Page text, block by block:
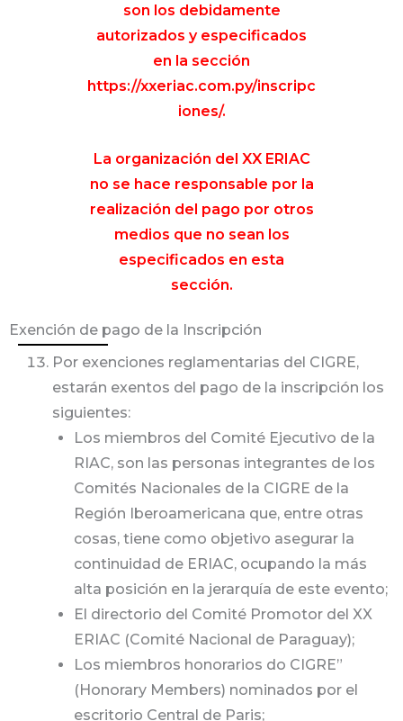
son los debidamente
autorizados y especificados
en la sección
https://xxeriac.com.py/inscripc
iones/.
La organización del XX ERIAC
no se hace responsable por la
realización del pago por otros
medios que no sean los
especificados en esta
sección.
Exención de pago de la Inscripción
Por exenciones reglamentarias del CIGRE,
estarán exentos del pago de la inscripción los
siguientes:
Los miembros del Comité Ejecutivo de la
RIAC, son las personas integrantes de los
Comités Nacionales de la CIGRE de la
Región Iberoamericana que, entre otras
cosas, tiene como objetivo asegurar la
continuidad de ERIAC, ocupando la más
alta posición en la jerarquía de este evento;
El directorio del Comité Promotor del XX
ERIAC (Comité Nacional de Paraguay);
Los miembros honorarios do CIGRE”
(Honorary Members) nominados por el
escritorio Central de Paris;